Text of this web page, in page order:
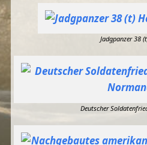
Jadgpanzer 38
Deutscher